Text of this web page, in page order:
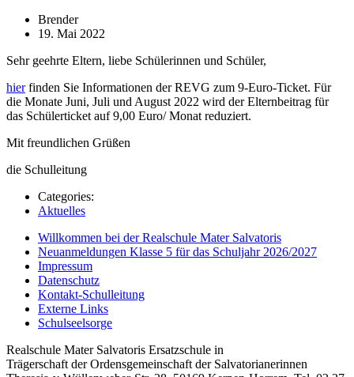
Brender
19. Mai 2022
Sehr geehrte Eltern, liebe Schülerinnen und Schüler,
hierfinden Sie Informationen der REVG zum 9-Euro-Ticket. Für
die Monate Juni, Juli und August 2022 wird der Elternbeitrag für
das Schülerticket auf 9,00 Euro/ Monat reduziert.
Mit freundlichen Grüßen
die Schulleitung
Categories:
Aktuelles
Willkommen bei der Realschule Mater Salvatoris
Neuanmeldungen Klasse 5 für das Schuljahr 2026/2027
Impressum
Datenschutz
Kontakt-Schulleitung
Externe Links
Schulseelsorge
Realschule Mater Salvatoris Ersatzschule in
Trägerschaft der Ordensgemeinschaft der Salvatorianerinnen